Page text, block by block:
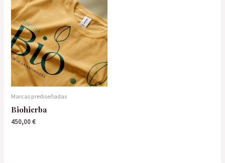
Marcas prediseñadas
Biohierba
450,00€